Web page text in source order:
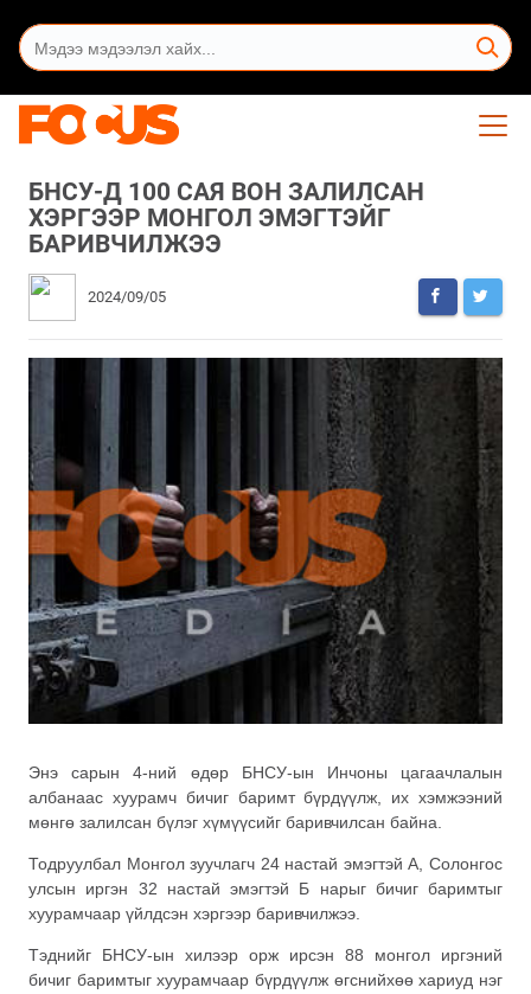
БНСУ-Д 100 САЯ ВОН ЗАЛИЛСАН
ХЭРГЭЭР МОНГОЛ ЭМЭГТЭЙГ
БАРИВЧИЛЖЭЭ
2024/09/05
Энэ сарын 4-ний өдөр БНСУ-ын Инчоны цагаачлалын
албанаас хуурамч бичиг баримт бүрдүүлж, их хэмжээний
мөнгө залилсан бүлэг хүмүүсийг баривчилсан байна.
Тодруулбал Монгол зуучлагч 24 настай эмэгтэй А, Солонгос
улсын иргэн 32 настай эмэгтэй Б нарыг бичиг баримтыг
хуурамчаар үйлдсэн хэргээр баривчилжээ.
Тэднийг БНСУ-ын хилээр орж ирсэн 88 монгол иргэний
бичиг баримтыг хуурамчаар бүрдүүлж өгснийхөө хариуд нэг